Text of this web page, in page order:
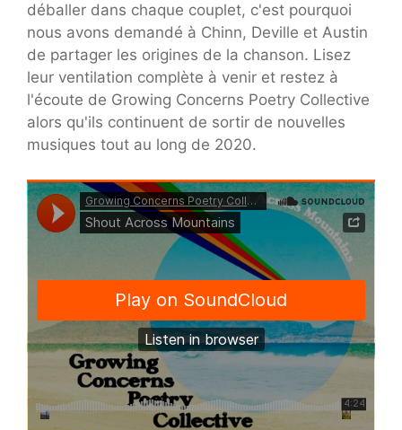
déballer dans chaque couplet, c'est pourquoi
nous avons demandé à Chinn, Deville et Austin
de partager les origines de la chanson. Lisez
leur ventilation complète à venir et restez à
l'écoute de Growing Concerns Poetry Collective
alors qu'ils continuent de sortir de nouvelles
musiques tout au long de 2020.